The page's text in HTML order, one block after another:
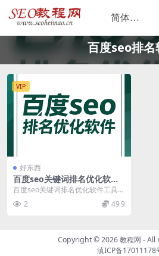
百度seo排名
VIP
好东西
百度seo关键词排名优化软件
工具
百度seo关键词排名优化软件工具
功能特色： 1、提交网站链接给百
度收录 2、百...
2 49.9
Copyright ©2026教程网 - All
滇ICP备17011178